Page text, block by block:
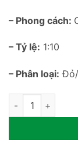
– Phong cách:
– Tỷ lệ: 1:10
– Phân loại: Đỏ/
Mô hình xe kéo